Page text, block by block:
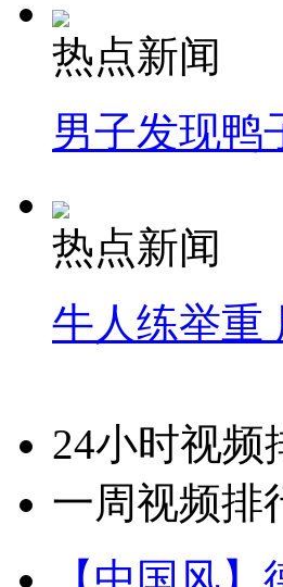
热点新闻
男子发现鸭
热点新闻
牛人练举重
24小时视频
一周视频排